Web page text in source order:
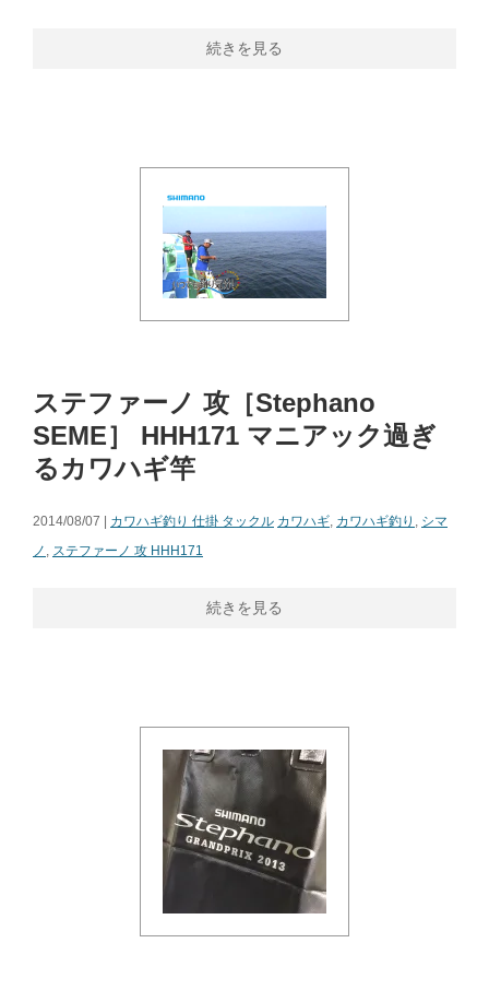
続きを見る
ステファーノ 攻［Stephano
SEME］ HHH171 マニアック過ぎ
るカワハギ竿
2014/08/07 | カワハギ釣り 仕掛 タックル カワハギ, カワハギ釣り , シマ
ノ , ステファーノ 攻 HHH171
続きを見る